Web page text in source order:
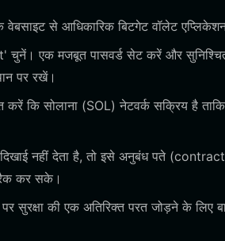
वेबसाइट से आधिकारिक बिटगेट वॉलेट
एक मजबूत पासवर्ड सेट करें और
पर रखें।
करें कि सोलाना (SOL) नेटवर्क सक्रिय है
नहीं देता है, तो इसे अनुबंध पते
कर सके।
सुरक्षा की एक अतिरिक्त परत जोड़ने के लिए